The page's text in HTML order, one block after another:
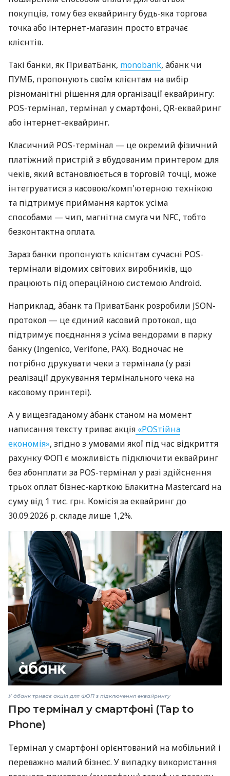
покупців, тому без еквайрингу будь-яка торгова
точка або інтернет-магазин просто втрачає
клієнтів.
Такі банки, як ПриватБанк, monobank, àбанк чи
ПУМБ, пропонують своїм клієнтам на вибір
різноманітні рішення для організації еквайрингу:
POS-термінал, термінал у смартфоні, QR-еквайринг
або інтернет-еквайринг.
Класичний POS-термінал — це окремий фізичний
платіжний пристрій з вбудованим принтером для
чеків, який встановлюється в торговій точці, може
інтегруватися з касовою/комп'ютерною технікою
та підтримує приймання карток усіма
способами — чип, магнітна смуга чи NFC, тобто
безконтактна оплата.
Зараз банки пропонують клієнтам сучасні POS-
термінали відомих світових виробників, що
працюють під операційною системою Android.
Наприклад, àбанк та ПриватБанк розробили JSON-
протокол — це єдиний касовий протокол, що
підтримує поєднання з усіма вендорами в парку
банку (Ingenico, Verifone, PAX). Водночас не
потрібно друкувати чеки з термінала (у разі
реалізації друкування термінального чека на
касовому принтері).
А у вищезгаданому àбанк станом на момент
написання тексту триває акція «POSтійна
економія», згідно з умовами якої під час відкриття
рахунку ФОП є можливість підключити еквайринг
без абонплати за POS-термінал у разі здійснення
трьох оплат бізнес-карткою Блакитна Mastercard на
суму від 1 тис. грн. Комісія за еквайринг до
30.09.2026 р. складе лише 1,2%.
У àбанк триває акція для ФОП з підключення еквайрингу
Про термінал у смартфоні (Tap to
Phone)
Термінал у смартфоні орієнтований на мобільний і
переважно малий бізнес. У випадку використання